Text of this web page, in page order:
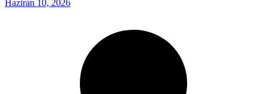
Haziran 10, 2026